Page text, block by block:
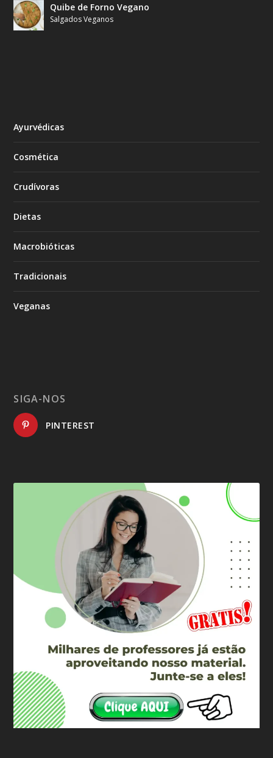
Quibe de Forno Vegano
Salgados Veganos
Ayurvédicas
Cosmética
Crudívoras
Dietas
Macrobióticas
Tradicionais
Veganas
SIGA-NOS
PINTEREST